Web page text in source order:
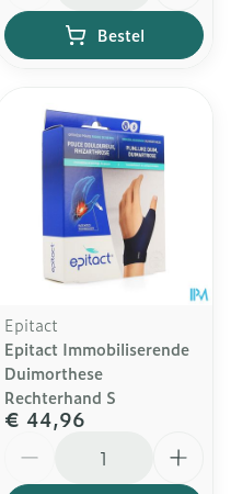
Bestel
Epitact
Epitact Immobiliserende
Duimorthese
Rechterhand S
€ 44,96